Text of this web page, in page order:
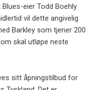
eier Todd Boehly
vil dette angivelig
Barkley som tjener 200
skal utløpe neste
sitt åpningstilbud for